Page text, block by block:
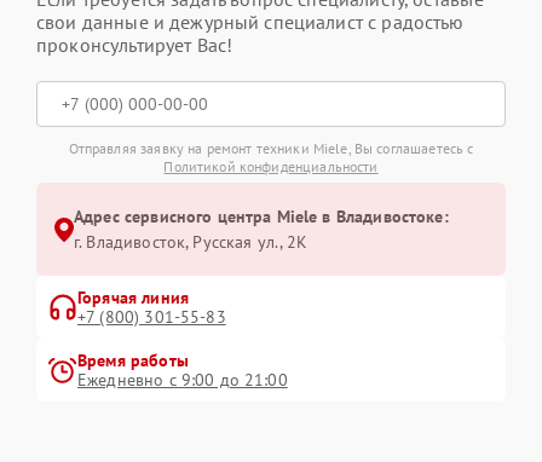
свои данные и дежурный специалист с радостью
проконсультирует Вас!
Отправляя заявку на ремонт техники Miele, Вы соглашаетесь с
Политикой конфиденциальности
Адрес сервисного центра Miele в Владивостоке:
г. Владивосток, Русская ул., 2К
Горячая линия
+7 (800) 301-55-83
Время работы
Ежедневно с 9:00 до 21:00